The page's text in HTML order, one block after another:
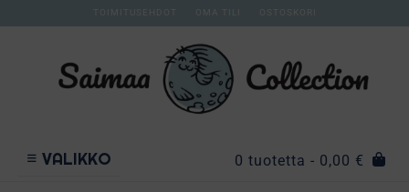
TOIMITUSEHDOT OMA TILI OSTOSKORI
VALIKKO 0 tuotetta - 0,00 €